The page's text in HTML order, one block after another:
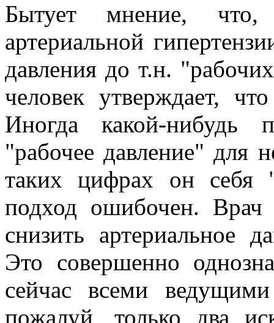
Бытует мнение,
артериальной
давления до т.н.
человек утверждает,
Иногда какой-нибудь
"рабочее давление" для
таких цифрах он себя
подход ошибочен. Врач
снизить артериальное
Это совершенно
сейчас всеми
пожалуй, только два